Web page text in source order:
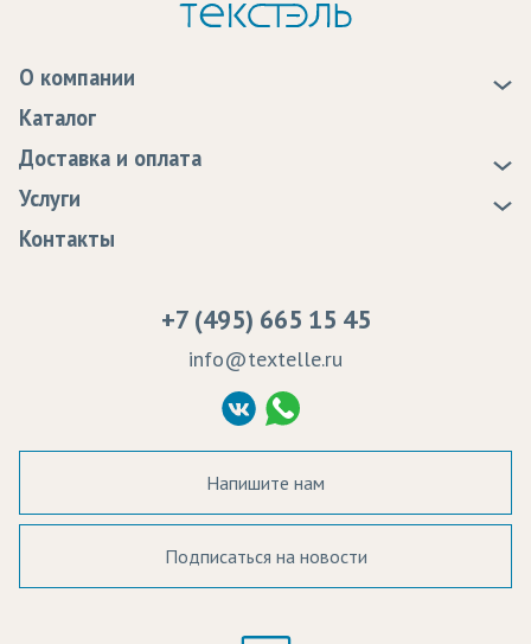
О компании
Статьи
Программа лояльности
Сертификаты качества
Судебные решения
Политика Конфиденциальности
Согласие на обработку ПД
Каталог
Доставка и оплата
Доставка
Оплата
Услуги
Образцы
Контакты
+7 (495) 665 15 45
info@textelle.ru
Напишите нам
Подписаться на новости